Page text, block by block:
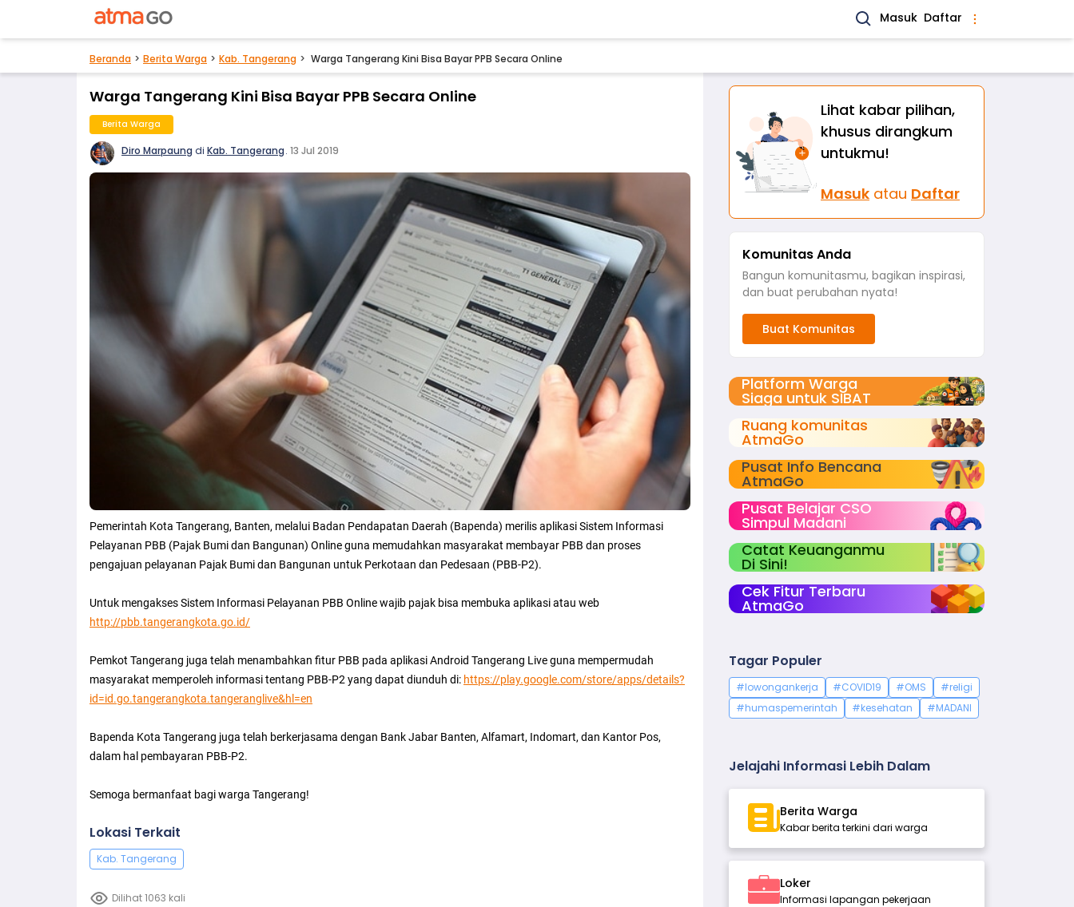
Masuk Daftar
Beranda Berita Warga Kab. Tangerang Warga Tangerang Kini Bisa Bayar PPB Secara Online
Warga Tangerang Kini Bisa Bayar PPB Secara Online
Berita Warga
Diro Marpaung di Kab. Tangerang. 13 Jul 2019
Pemerintah Kota Tangerang, Banten, melalui Badan Pendapatan Daerah (Bapenda) merilis aplikasi Sistem Informasi
Pelayanan PBB (Pajak Bumi dan Bangunan) Online guna memudahkan masyarakat membayar PBB dan proses
pengajuan pelayanan Pajak Bumi dan Bangunan untuk Perkotaan dan Pedesaan (PBB-P2).
Untuk mengakses Sistem Informasi Pelayanan PBB Online wajib pajak bisa membuka aplikasi atau web
http://pbb.tangerangkota.go.id/
Pemkot Tangerang juga telah menambahkan fitur PBB pada aplikasi Android Tangerang Live guna mempermudah
masyarakat memperoleh informasi tentang PBB-P2 yang dapat diunduh di: https://play.google.com/store/apps/details?
id=id.go.tangerangkota.tangeranglive&hl=en
Bapenda Kota Tangerang juga telah berkerjasama dengan Bank Jabar Banten, Alfamart, Indomart, dan Kantor Pos,
dalam hal pembayaran PBB-P2.
Semoga bermanfaat bagi warga Tangerang!
Lokasi Terkait
Kab. Tangerang
Dilihat 1063 kali
Lihat kabar pilihan,
khusus dirangkum
untukmu!
Masuk atau Daftar
Komunitas Anda
Bangun komunitasmu, bagikan inspirasi,
dan buat perubahan nyata!
Buat Komunitas
Platform Warga
Siaga untuk SIBAT
Ruang komunitas
AtmaGo
Pusat Info Bencana
AtmaGo
Pusat Belajar CSO
Simpul Madani
Catat Keuanganmu
Di Sini!
Cek Fitur Terbaru
AtmaGo
Tagar Populer
#lowongankerja #COVID19 #OMS
#religi
#humaspemerintah
#kesehatan #MADANI
Jelajahi Informasi Lebih Dalam
Berita Warga
Kabar berita terkini dari warga
Loker
Informasi lapangan pekerjaan